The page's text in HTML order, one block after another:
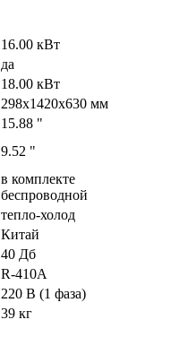
16.00 кВт
да
18.00 кВт
298х1420х630 мм
15.88 "
9.52 "
в комплекте
беспроводной
тепло-холод
Китай
40 Дб
R-410A
220 В (1 фаза)
39 кг